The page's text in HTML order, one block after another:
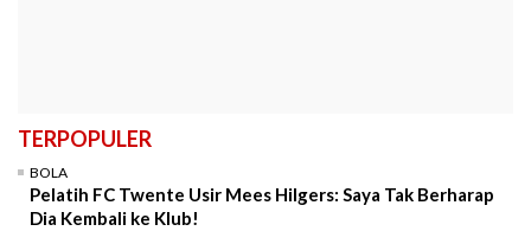
TERPOPULER
BOLA
Pelatih FC Twente Usir Mees Hilgers: Saya Tak Berharap
Dia Kembali ke Klub!